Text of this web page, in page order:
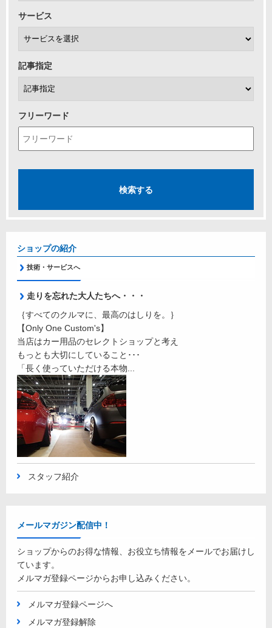
サービス
記事指定
フリーワード
ショップの紹介
技術・サービスへ
走りを忘れた大人たちへ・・・
｛すべてのクルマに、最高のはしりを。｝
【Only One Custom's】
当店はカー用品のセレクトショップと考え
もっとも大切にしていること･･･
「長く使っていただける本物...
スタッフ紹介
メールマガジン配信中！
ショップからのお得な情報、お役立ち情報をメールでお届けし
ています。
メルマガ登録ページからお申し込みください。
メルマガ登録ページへ
メルマガ登録解除